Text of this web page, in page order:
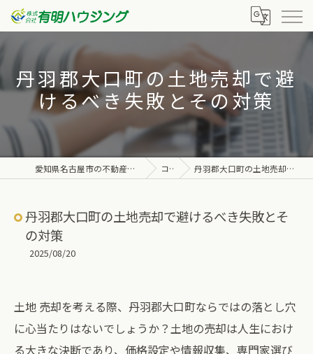
丹羽郡大口町の土地売却で避
けるべき失敗とその対策
愛知県名古屋市の不動産なら株式会社有明ハウジング コラム 丹羽郡大口町の土地売却で避けるべき失敗とその対策
丹羽郡大口町の土地売却で避けるべき失敗とそ
の対策
2025/08/20
土地 売却を考える際、丹羽郡大口町ならではの落とし穴
に心当たりはないでしょうか？土地の売却は人生におけ
る大きな決断であり、価格設定や情報収集、専門家選び